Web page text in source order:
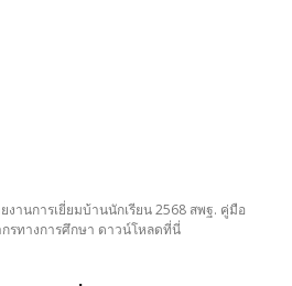
งานการเยี่ยมบ้านนักเรียน 2568 สพฐ. คู่มือ
รทางการศึกษา ดาวน์โหลดที่นี่